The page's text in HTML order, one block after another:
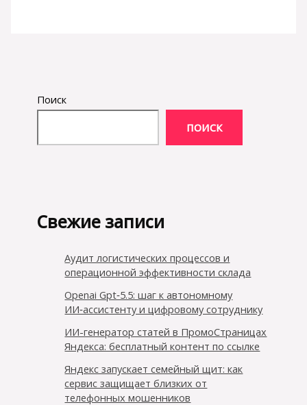
Поиск
ПОИСК
Свежие записи
Аудит логистических процессов и
операционной эффективности склада
Openai Gpt‑5.5: шаг к автономному
ИИ‑ассистенту и цифровому сотруднику
ИИ-генератор статей в ПромоСтраницах
Яндекса: бесплатный контент по ссылке
Яндекс запускает семейный щит: как
сервис защищает близких от
телефонных мошенников